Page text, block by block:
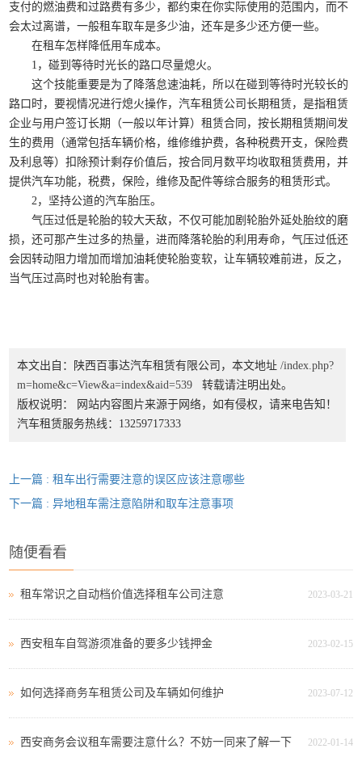
支付的燃油费和过路费有多少，都约束在你实际使用的范围内，而不
会太过离谱，一般租车取车是多少油，还车是多少还方便一些。
在租车怎样降低用车成本。
1，碰到等待时光长的路口尽量熄火。
这个技能重要是为了降落怠速油耗，所以在碰到等待时光较长的
路口时，要视情况进行熄火操作，汽车租赁公司长期租赁，是指租赁
企业与用户签订长期（一般以年计算）租赁合同，按长期租赁期间发
生的费用（通常包括车辆价格，维修维护费，各种税费开支，保险费
及利息等）扣除预计剩存价值后，按合同月数平均收取租赁费用，并
提供汽车功能，税费，保险，维修及配件等综合服务的租赁形式。
2，坚持公道的汽车胎压。
气压过低是轮胎的较大天敌，不仅可能加剧轮胎外延处胎纹的磨
损，还可那产生过多的热量，进而降落轮胎的利用寿命，气压过低还
会因转动阻力增加而增加油耗使轮胎变软，让车辆较难前进，反之，
当气压过高时也对轮胎有害。
本文出自：陕西百事达汽车租赁有限公司，本文地址/index.php?
m=home&c=View&a=index&aid=539 转载请注明出处。
版权说明： 网站内容图片来源于网络，如有侵权，请来电告知！
汽车租赁服务热线：13259717333
上一篇 : 租车出行需要注意的误区应该注意哪些
下一篇 : 异地租车需注意陷阱和取车注意事项
随便看看
2023-03-21
租车常识之自动档价值选择租车公司注意
2023-02-15
西安租车自驾游须准备的要多少钱押金
2023-07-12
如何选择商务车租赁公司及车辆如何维护
2022-01-14
西安商务会议租车需要注意什么？不妨一同来了解一下